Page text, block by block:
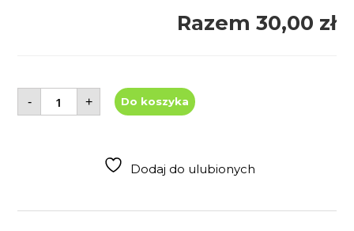
Razem 30,00 zł
-
ilość
Kawa
MIELONA
Bezkofeinowa
+ Do koszyka
Dodaj do ulubionych